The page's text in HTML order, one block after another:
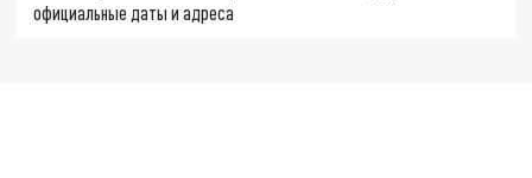
официальные даты и адреса